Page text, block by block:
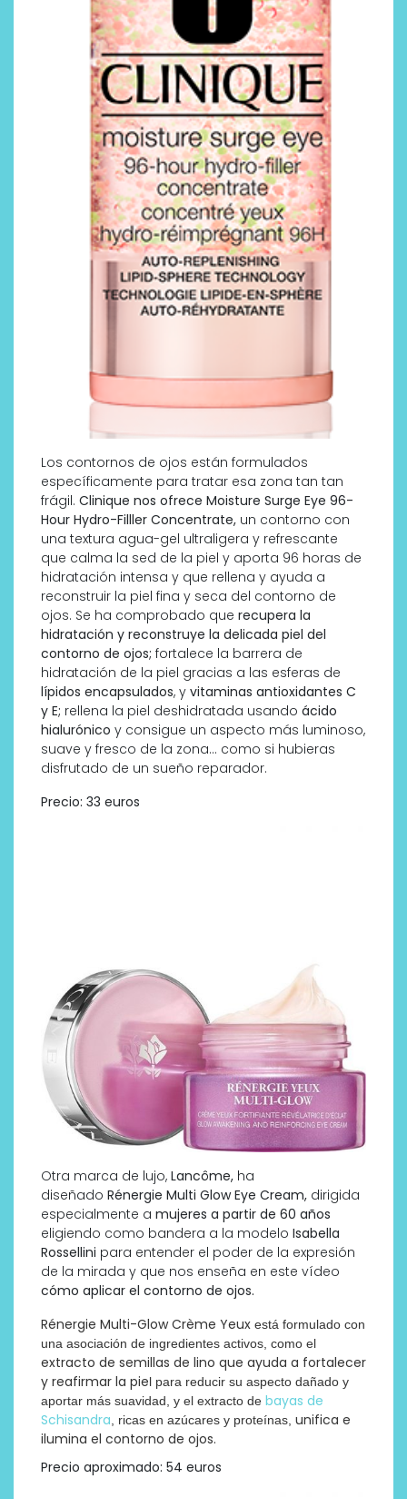
Los contornos de ojos están formulados
específicamente para tratar esa zona tan tan
frágil. Clinique nos ofrece Moisture Surge Eye 96-
Hour Hydro-Filller Concentrate, un contorno con
una textura agua-gel ultraligera y refrescante
que calma la sed de la piel y aporta 96 horas de
hidratación intensa y que rellena y ayuda a
reconstruir la piel fina y seca del contorno de
ojos. Se ha comprobado que recupera la
hidratación y reconstruye la delicada piel del
contorno de ojos; fortalece la barrera de
hidratación de la piel gracias a las esferas de
lípidos encapsulados, y vitaminas antioxidantes C
y E; rellena la piel deshidratada usando ácido
hialurónico y consigue un aspecto más luminoso,
suave y fresco de la zona… como si hubieras
disfrutado de un sueño reparador.
Precio: 33 euros
Otra marca de lujo, Lancôme, ha
diseñado Rénergie Multi Glow Eye Cream, dirigida
especialmente a mujeres a partir de 60 años
eligiendo como bandera a la modelo Isabella
Rossellini para entender el poder de la expresión
de la mirada y que nos enseña en este vídeo
cómo aplicar el contorno de ojos.
Rénergie Multi-Glow Crème Yeux está formulado con
una asociación de ingredientes activos, como el
extracto de semillas de lino que ayuda a fortalecer
y reafirmar la piel para reducir su aspecto dañado y
aportar más suavidad, y el extracto de bayas de
Schisandra , ricas en azúcares y proteínas, unifica e
ilumina el contorno de ojos.
Precio aproximado: 54 euros